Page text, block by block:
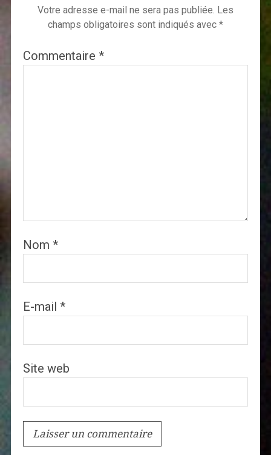
Votre adresse e-mail ne sera pas publiée. Les
champs obligatoires sont indiqués avec *
Commentaire *
Nom *
E-mail *
Site web